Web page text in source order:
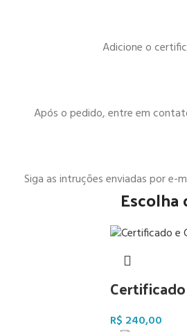
Adicione o
Após o pedido, entre em
Siga as intruções enviadas por e-
R$ 240,00